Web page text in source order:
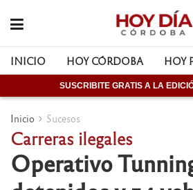
INICIO HOY CÓRDOBA HOY
SUSCRIBITE GRATIS A LA
Inicio Sucesos
Carreras ilegales
Operativo